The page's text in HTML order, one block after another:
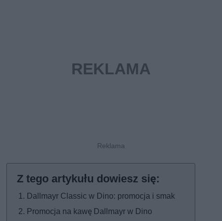
Dallmayr Classic w Dino: promocja i smak
Promocja na kawę Dallmayr w Dino